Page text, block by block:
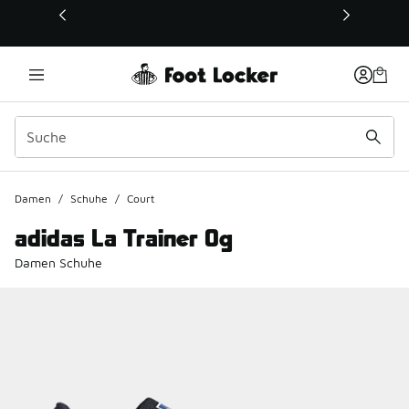
Dieser Link öffnet sich in einem neuen Fenster
Damen / Schuhe / Court
adidas La Trainer Og
Damen Schuhe